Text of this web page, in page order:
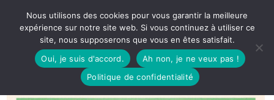
Nous utilisons des cookies pour vous garantir la meilleure
expérience sur notre site web. Si vous continuez à utiliser ce
site, nous supposerons que vous en êtes satisfait.
Oui, je suis d'accord.
Ah non, je ne veux pas !
Politique de confidentialité